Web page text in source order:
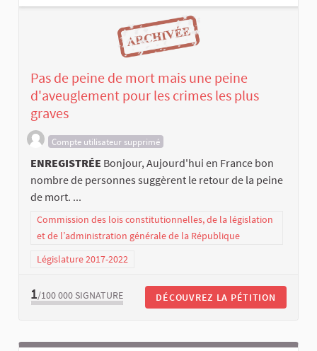
Pas de peine de mort mais une peine
d'aveuglement pour les crimes les plus
graves
Compte utilisateur supprimé
ENREGISTRÉE Bonjour, Aujourd'hui en France bon
nombre de personnes suggèrent le retour de la peine
de mort. ...
Commission des lois constitutionnelles, de la législation
et de l’administration générale de la République
Législature 2017-2022
1/100 000 SIGNATURE DÉCOUVREZ LA PÉTITION